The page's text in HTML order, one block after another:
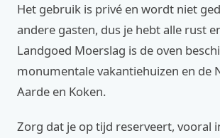
Het gebruik is privé en wordt niet
andere gasten, dus je hebt alle rust
Landgoed Moerslag is de oven
monumentale vakantiehuizen en
Aarde en Koken.
Zorg dat je op tijd reserveert, vooral